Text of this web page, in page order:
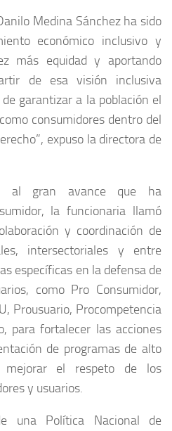
Medina Sánchez ha sido
económico inclusivo y
más equidad y aportando
de esa visión inclusiva
garantizar a la población el
consumidores dentro del
expuso la directora de
al gran avance que ha
la funcionaria llamó
y coordinación de
intersectoriales y entre
específicas en la defensa de
como Pro Consumidor,
Prousuario, Procompetencia
para fortalecer las acciones
de programas de alto
mejorar el respeto de los
y usuarios.
una Política Nacional de